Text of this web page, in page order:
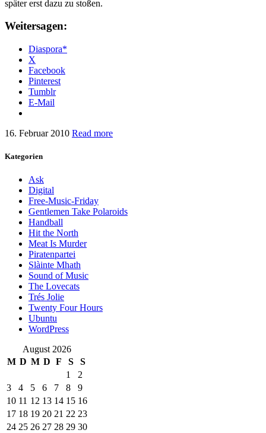
später erst dazu zu stoßen.
Weitersagen:
Diaspora*
X
Facebook
Pinterest
Tumblr
E-Mail
16. Februar 2010 Read more
Kategorien
Ask
Digital
Free-Music-Friday
Gentlemen Take Polaroids
Handball
Hit the North
Meat Is Murder
Piratenpartei
Slàinte Mhath
Sound of Music
The Lovecats
Trés Jolie
Twenty Four Hours
Ubuntu
WordPress
August 2026
M D M D F S
S
1
2
3
4 5 6 7 8
9
10 11 12 13 14 15 16
17 18 19 20 21 22 23
24 25 26 27 28 29 30